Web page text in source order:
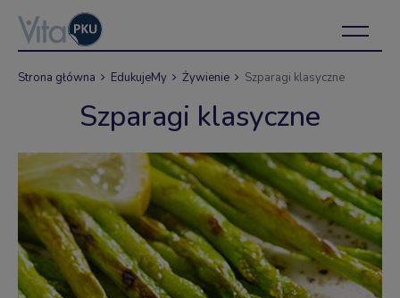
Strona główna EdukujeMy Żywienie Szparagi klasyczne
Szparagi klasyczne